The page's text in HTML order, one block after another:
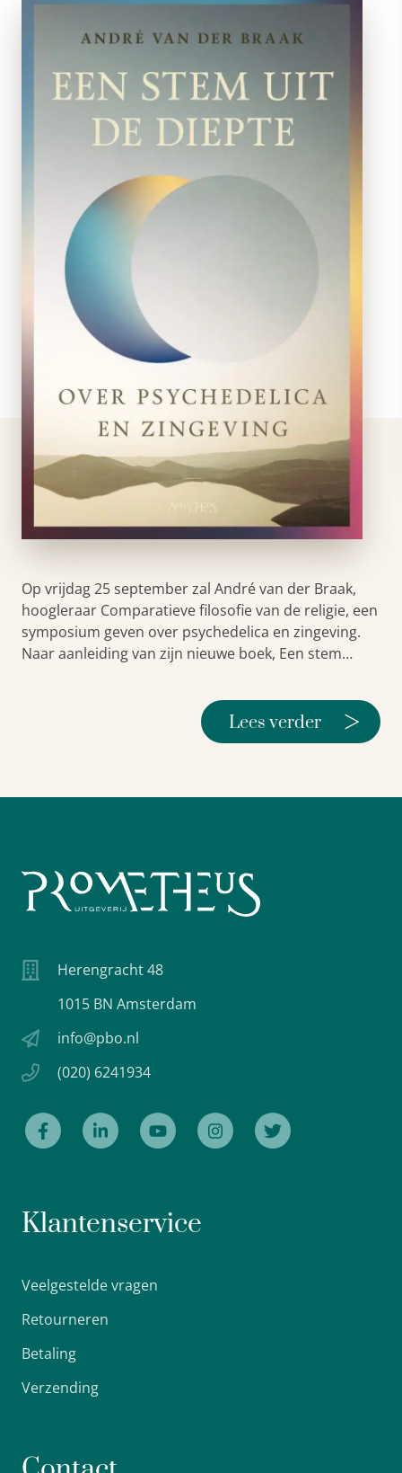
Op vrijdag 25 september zal André van der Braak,
hoogleraar Comparatieve filosofie van de religie, een
symposium geven over psychedelica en zingeving.
Naar aanleiding van zijn nieuwe boek, Een stem…
Lees verder >
Herengracht 48
1015 BN Amsterdam
info@pbo.nl
(020) 6241934
Klantenservice
Veelgestelde vragen
Retourneren
Betaling
Verzending